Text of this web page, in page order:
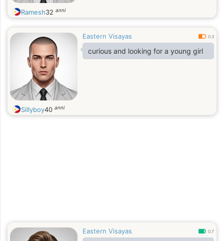
Ramesh32 anni
Eastern Visayas 0.3
curious and looking for a young girl
Sillyboy40 anni
Eastern Visayas 0.7